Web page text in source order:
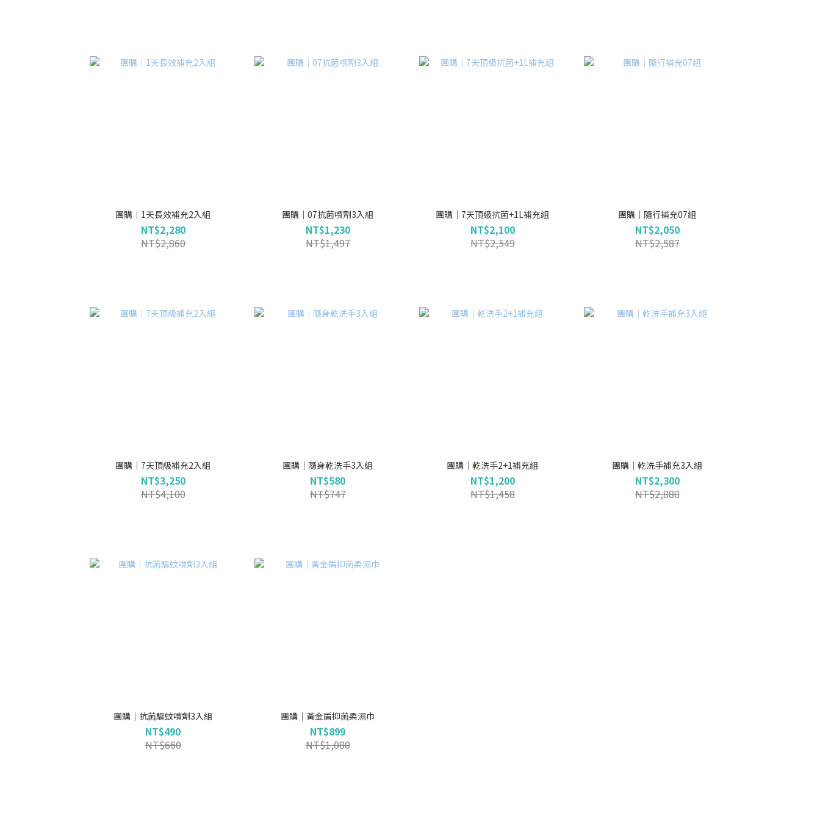
團購｜1天長效補充2入組
NT$2,280
NT$2,860
團購｜07抗菌噴劑3入組
NT$1,230
NT$1,497
團購｜7天頂級抗菌+1L補充組
NT$2,100
NT$2,549
團購｜隨行補充07組
NT$2,050
NT$2,587
團購｜7天頂級補充2入組
NT$3,250
NT$4,100
團購｜隨身乾洗手3入組
NT$580
NT$747
團購｜乾洗手2+1補充組
NT$1,200
NT$1,458
團購｜乾洗手補充3入組
NT$2,300
NT$2,880
團購｜抗菌驅蚊噴劑3入組
NT$490
NT$660
團購｜黃金盾抑菌柔濕巾
NT$899
NT$1,080